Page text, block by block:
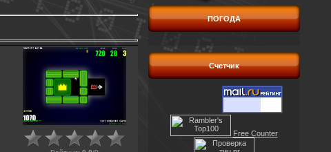
ПОГОДА
Счетчик
Free Counter